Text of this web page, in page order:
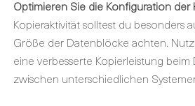
Optimieren Sie die Konfiguration der
Kopieraktivität solltest du besonders
Größe der Datenblöcke achten.
eine verbesserte Kopierleistung
zwischen unterschiedlichen